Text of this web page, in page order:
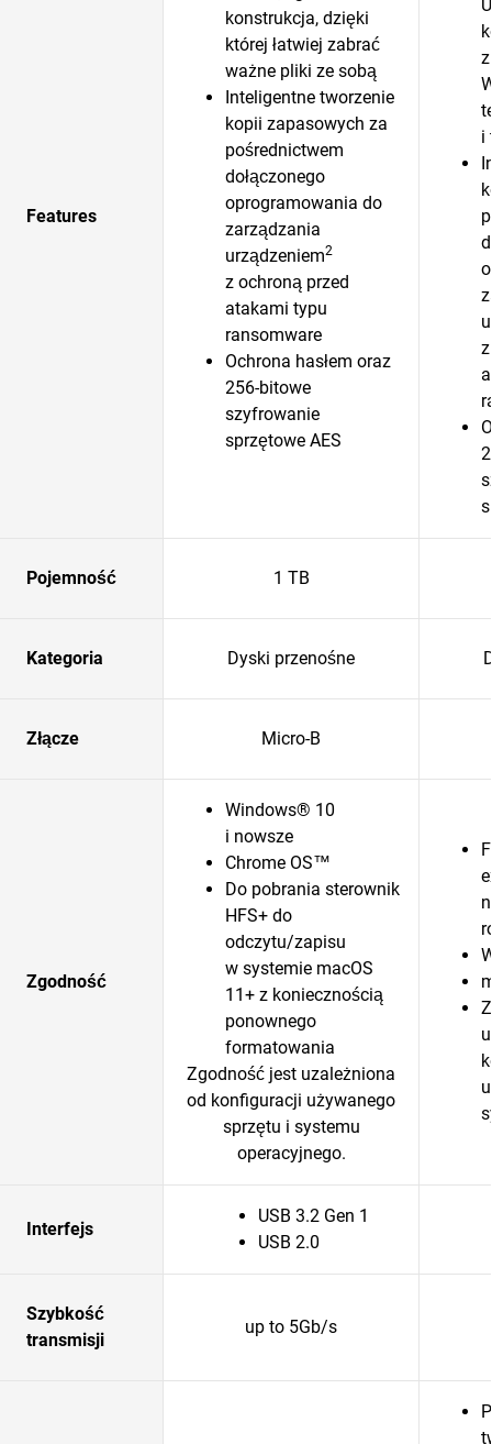
Features
konstrukcja, dzięki
której łatwiej zabrać
ważne pliki ze sobą
Inteligentne tworzenie
kopii zapasowych za
pośrednictwem
dołączonego
oprogramowania do
zarządzania
urządzeniem2
z ochroną przed
atakami typu
ransomware
Ochrona hasłem oraz
256-bitowe
szyfrowanie
sprzętowe AES
i
Pojemność 1 TB
Kategoria Dyski przenośne
Złącze Micro-B
Zgodność
Windows® 10
i nowsze
Chrome OS™
Do pobrania sterownik
HFS+ do
odczytu/zapisu
w systemie macOS
11+ z koniecznością
ponownego
formatowania
Zgodność jest uzależniona
od konfiguracji używanego
sprzętu i systemu
operacyjnego.
Interfejs
USB 3.2 Gen 1
USB 2.0
Szybkość
transmisji
up to 5Gb/s